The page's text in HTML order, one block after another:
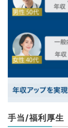
手当/福利厚生